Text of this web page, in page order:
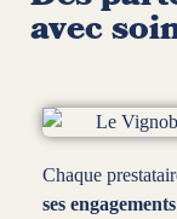
avec
Chaque
ses